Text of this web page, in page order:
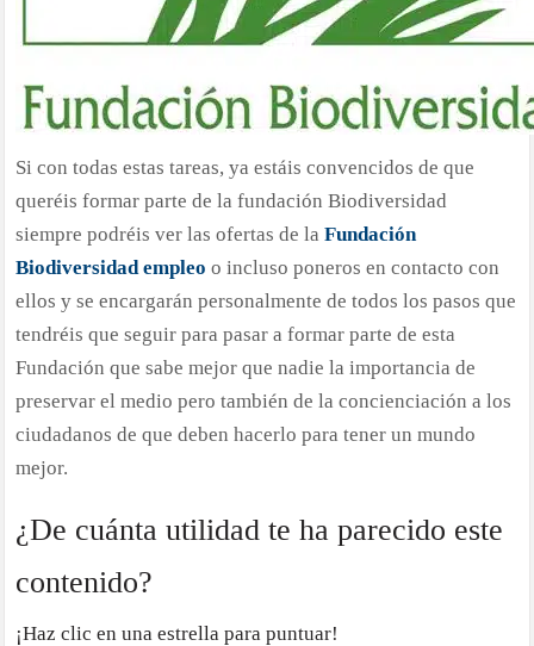
Si con todas estas tareas, ya estáis convencidos de que
queréis formar parte de la fundación Biodiversidad
siempre podréis ver las ofertas de laFundación
Biodiversidad empleo o incluso poneros en contacto con
ellos y se encargarán personalmente de todos los pasos que
tendréis que seguir para pasar a formar parte de esta
Fundación que sabe mejor que nadie la importancia de
preservar el medio pero también de la concienciación a los
ciudadanos de que deben hacerlo para tener un mundo
mejor.
¿De cuánta utilidad te ha parecido este
contenido?
¡Haz clic en una estrella para puntuar!